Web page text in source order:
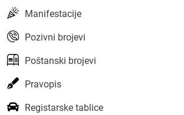
Manifestacije
Pozivni brojevi
Poštanski brojevi
Pravopis
Registarske tablice